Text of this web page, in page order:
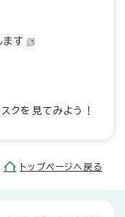
す
クを見てみよう！
トップページへ戻る